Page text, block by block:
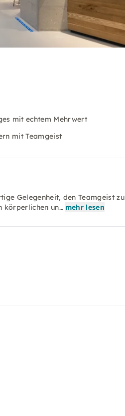
mit echtem Mehrwert
mit Teamgeist
Gelegenheit, den Teamgeist zu
körperlichen un… mehr lesen